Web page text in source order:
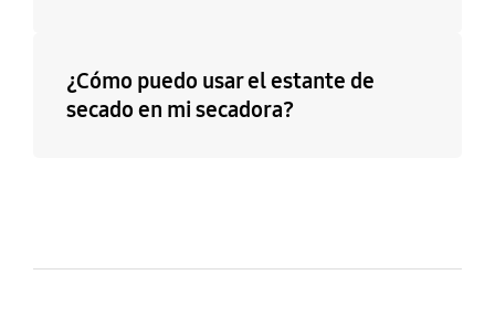
¿Cómo puedo usar el estante de
secado en mi secadora?